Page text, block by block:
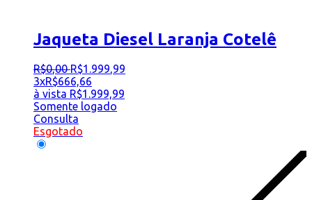
Jaqueta Diesel Laranja Cotelê
R$0,00 R$1.999,99
3xR$666,66
à vista R$1.999,99
Somente logado
Consulta
Esgotado